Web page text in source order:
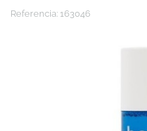
Referencia: 163046